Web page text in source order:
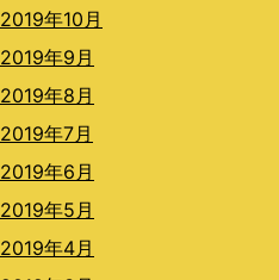
2019年10月
2019年9月
2019年8月
2019年7月
2019年6月
2019年5月
2019年4月